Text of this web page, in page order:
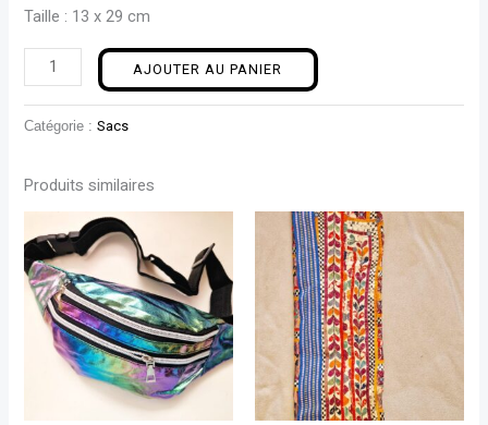
Taille : 13 x 29 cm
AJOUTER AU PANIER
Catégorie :Sacs
Produits similaires